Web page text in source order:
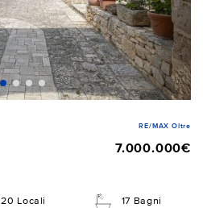
RE/MAX Oltre
7.000.000€
20 Locali 17 Bagni